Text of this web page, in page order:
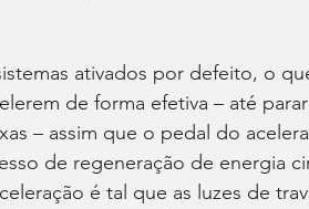
ativados por defeito, o
de forma efetiva – até
– assim que o pedal do
de regeneração de energia
é tal que as luzes de